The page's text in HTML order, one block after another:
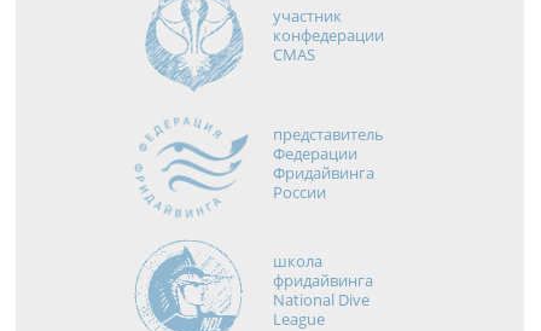
участник
конфедерации
CMAS
представитель
Федерации
Фридайвинга
России
школа
фридайвинга
National Dive
League